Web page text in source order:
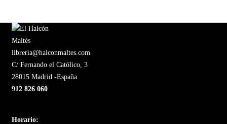
libreria@halconmaltes.com
C/ Fernando el Católico, 3
28015 Madrid -España
912 826 060
Horario: